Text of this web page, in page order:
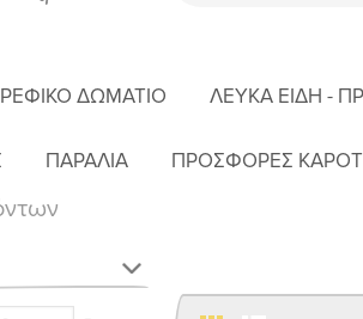
ΔΩΜΆΤΙΟ ΛΕΥΚΆ ΕΊΔΗ -
ΠΑΡΑΛΙΑ ΠΡΟΣΦΟΡΕΣ